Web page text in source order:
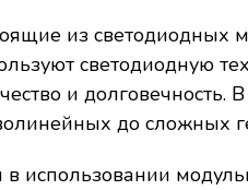
из светодиодных
светодиодную
и
до сложных
использовании